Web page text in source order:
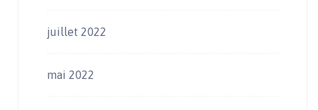
juillet 2022
mai 2022